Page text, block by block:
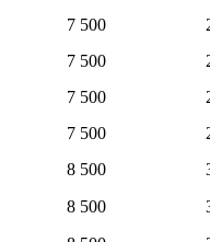
7 500
7 500
7 500
7 500
8 500
8 500